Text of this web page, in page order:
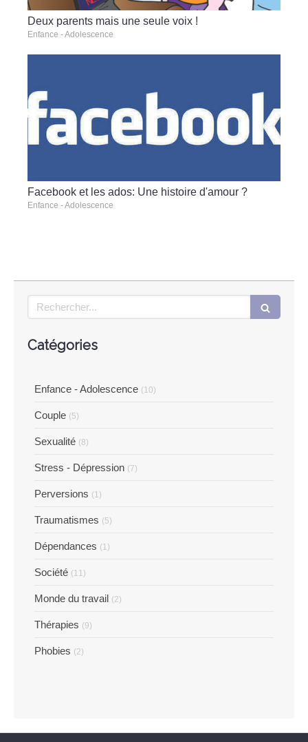
Deux parents mais une seule voix !
Enfance - Adolescence
Facebook et les ados: Une histoire d'amour ?
Enfance - Adolescence
Rechercher
Catégories
Enfance - Adolescence (10)
Couple (5)
Sexualité (8)
Stress - Dépression (7)
Perversions (1)
Traumatismes (5)
Dépendances (1)
Société (11)
Monde du travail (2)
Thérapies (9)
Phobies (2)